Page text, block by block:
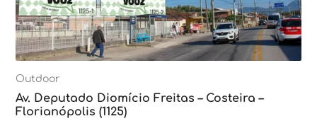
Outdoor
Av. Deputado Diomício Freitas – Costeira –
Florianópolis (1125)